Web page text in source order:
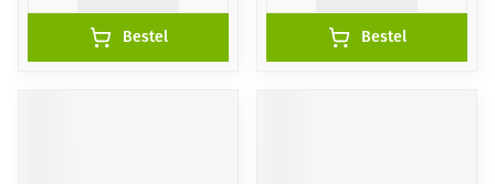
Bestel Bestel